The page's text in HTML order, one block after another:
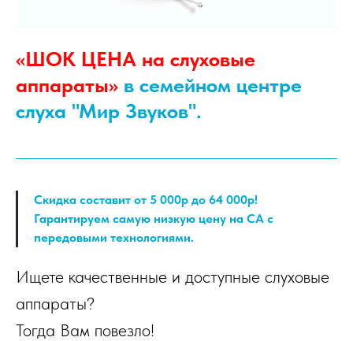
«ШОК ЦЕНА на слуховые
аппараты» в семейном центре
слуха "Мир Звуков".
Скидка составит от 5 000р до 64 000р!
Гарантируем самую низкую цену на СА с
передовыми технологиями.
Ищете качественные и доступные слуховые
аппараты?
Тогда Вам повезло!